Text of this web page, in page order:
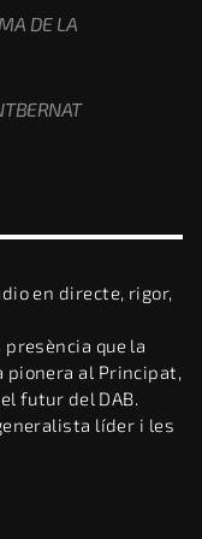
DE LA
en directe, rigor,
que la
pionera al Principat,
futur del DAB.
líder i les